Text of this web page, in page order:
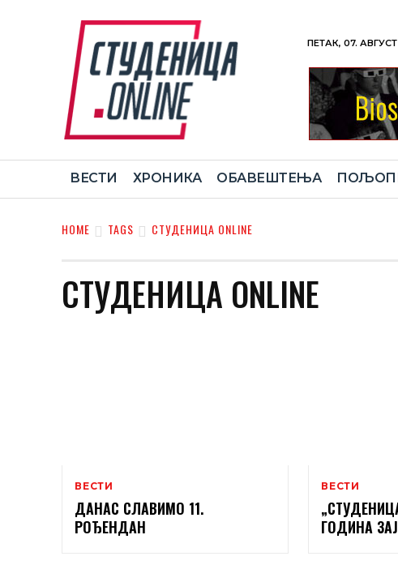
ПЕТАК, 07.
ВЕСТИ ХРОНИКА ОБАВЕШТЕЊА
HOME TAGS СТУДЕНИЦА ONLINE
СТУДЕНИЦА ONLINE
ВЕСТИ
ДАНАС СЛАВИМО 11.
РОЂЕНДАН
ВЕСТИ
ГОДИНА